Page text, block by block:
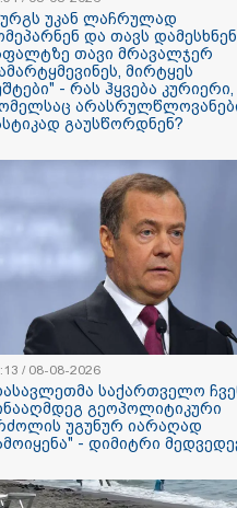
მატყუარა
და როგორ
უჩვეულო
ვარ..
ბიჭი
აქამდე
- რა
"ზურგს
ასფალტზე
მუშტები" -
სასტიკად
ბრძოლის
უკან ლაჩრულად
და თავს
თავი მრავალჯერ
მირტყეს
- რას ჰყვება კურიერი,
გაუსწორდნენ?
/ 08-08-2026
საქართველო
გეოპოლიტიკური
უგუნურ იარაღად
- დიმიტრი